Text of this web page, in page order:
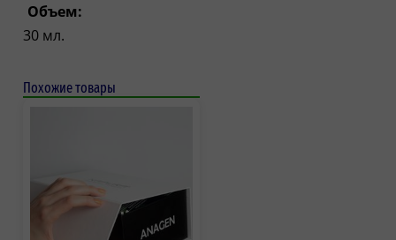
Объем:
30 мл.
Похожие товары